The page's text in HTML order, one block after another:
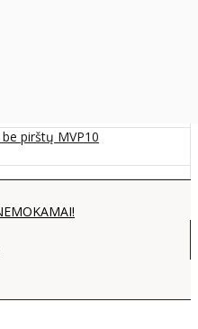
pirštų MVP10